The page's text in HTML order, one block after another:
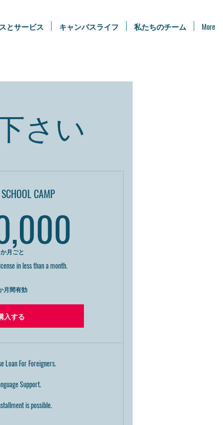
とサービス キャンパスライフ 私たちのチーム More
さい
CAMP
月ごと
in less than a month.
月間有効
入する
Loan For Foreigners.
Support.
is possible.